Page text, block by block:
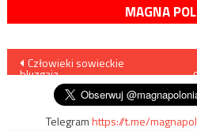
MAGNA
Nawigacja
wpisu
Człowieki sowieckie
bluzgają
Telegramhttps://t.me/